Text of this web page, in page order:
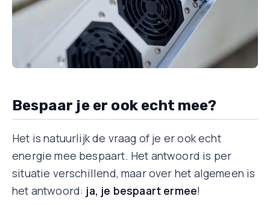
Bespaar je er ook echt mee?
Het is natuurlijk de vraag of je er ook echt
energie mee bespaart. Het antwoord is per
situatie verschillend, maar over het algemeen is
het antwoord: ja, je bespaart ermee!